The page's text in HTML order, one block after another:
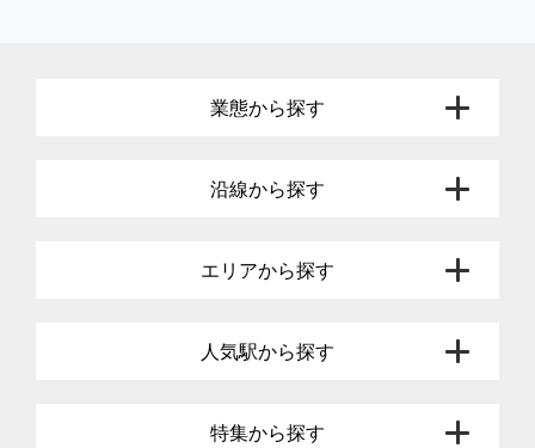
業態から探す
沿線から探す
エリアから探す
人気駅から探す
特集から探す